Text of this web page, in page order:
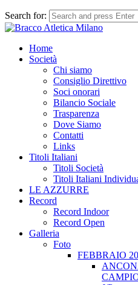
Search for:
Home
Società
Chi siamo
Consiglio Direttivo
Soci onorari
Bilancio Sociale
Trasparenza
Dove Siamo
Contatti
Links
Titoli Italiani
Titoli Società
Titoli Italiani
LE AZZURRE
Record
Record Indoor
Record Open
Galleria
Foto
FEBBRAIO